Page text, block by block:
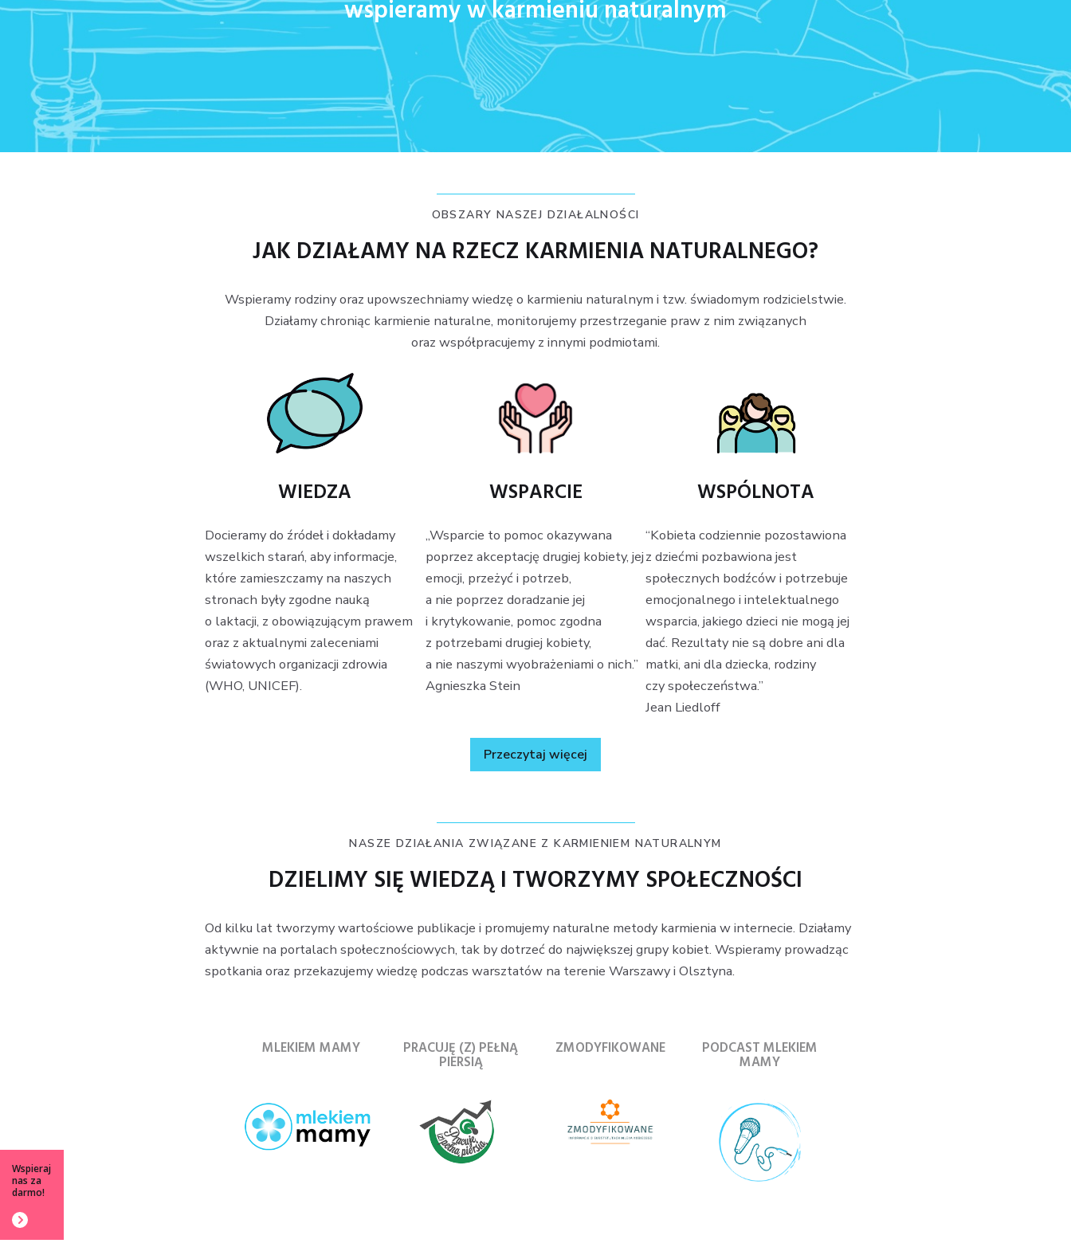
wspieramy w karmieniu naturalnym
OBSZARY NASZEJ DZIAŁALNOŚCI
JAK DZIAŁAMY NA RZECZ KARMIENIA NATURALNEGO?
Wspieramy rodziny oraz upowszechniamy wiedzę o karmieniu naturalnym i tzw. świadomym rodzicielstwie.
Działamy chroniąc karmienie naturalne, monitorujemy przestrzeganie praw z nim związanych
oraz współpracujemy z innymi podmiotami.
WIEDZA
Docieramy do źródeł i dokładamy
wszelkich starań, aby informacje,
które zamieszczamy na naszych
stronach były zgodne nauką
o laktacji, z obowiązującym prawem
oraz z aktualnymi zaleceniami
światowych organizacji zdrowia
(WHO, UNICEF).
WSPARCIE
„Wsparcie to pomoc okazywana
poprzez akceptację drugiej kobiety, jej
emocji, przeżyć i potrzeb,
a nie poprzez doradzanie jej
i krytykowanie, pomoc zgodna
z potrzebami drugiej kobiety,
a nie naszymi wyobrażeniami o nich.”
Agnieszka Stein
WSPÓLNOTA
“Kobieta codziennie pozostawiona
z dziećmi pozbawiona jest
społecznych bodźców i potrzebuje
emocjonalnego i intelektualnego
wsparcia, jakiego dzieci nie mogą jej
dać. Rezultaty nie są dobre ani dla
matki, ani dla dziecka, rodziny
czy społeczeństwa.”
Jean Liedloff
Przeczytaj więcej
NASZE DZIAŁANIA ZWIĄZANE Z KARMIENIEM NATURALNYM
DZIELIMY SIĘ WIEDZĄ I TWORZYMY SPOŁECZNOŚCI
Od kilku lat tworzymy wartościowe publikacje i promujemy naturalne metody karmienia w internecie. Działamy
aktywnie na portalach społecznościowych, tak by dotrzeć do największej grupy kobiet. Wspieramy prowadząc
spotkania oraz przekazujemy wiedzę podczas warsztatów na terenie Warszawy i Olsztyna.
MLEKIEM MAMY PRACUJĘ (Z) PEŁNĄ
PIERSIĄ
ZMODYFIKOWANE PODCAST MLEKIEM
MAMY
Wspieraj
nas za
darmo!